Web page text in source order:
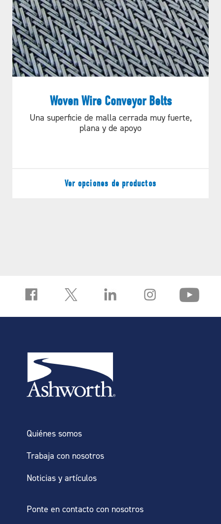
Woven Wire Conveyor Belts
Una superficie de malla cerrada muy fuerte,
plana y de apoyo
Ver opciones de productos
Quiénes somos
Trabaja con nosotros
Noticias y artículos
Ponte en contacto con nosotros